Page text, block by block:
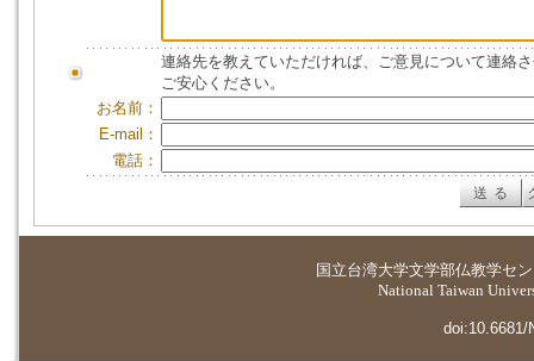
連絡先を教えていただければ、ご意見について連絡
ご安心ください。
お名前：
E-mail：
電話：
国立台湾大学文学部仏教学セ
National Taiwan
doi:10.6681/